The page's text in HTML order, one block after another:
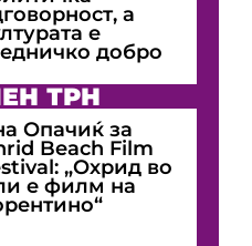
а
е
добро
ТРН
Опачиќ за
Beach Film
„Охрид во
е филм на